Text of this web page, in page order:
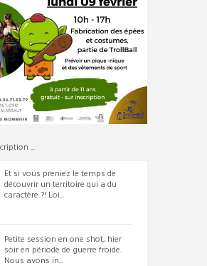
...
Et si vous preniez le temps de
découvrir un territoire qui a du
caractère ?! Loi...
Petite session en one shot, hier
soir en période de guerre froide.
Nous avons in...